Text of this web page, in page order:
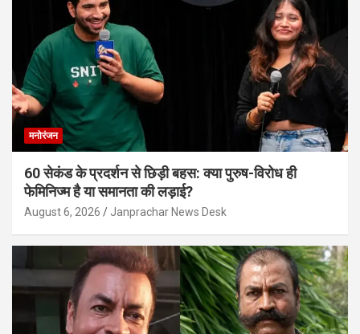
मनोरंजन
60 सेकंड के प्रदर्शन से छिड़ी बहस: क्या पुरुष-विरोध ही
फेमिनिज्म है या समानता की लड़ाई?
August 6, 2026 Janprachar News Desk